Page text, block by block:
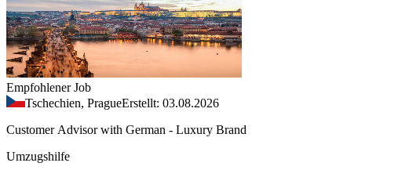
Empfohlener Job
Tschechien, PragueErstellt: 03.08.2026
Customer Advisor with German - Luxury Brand
Umzugshilfe